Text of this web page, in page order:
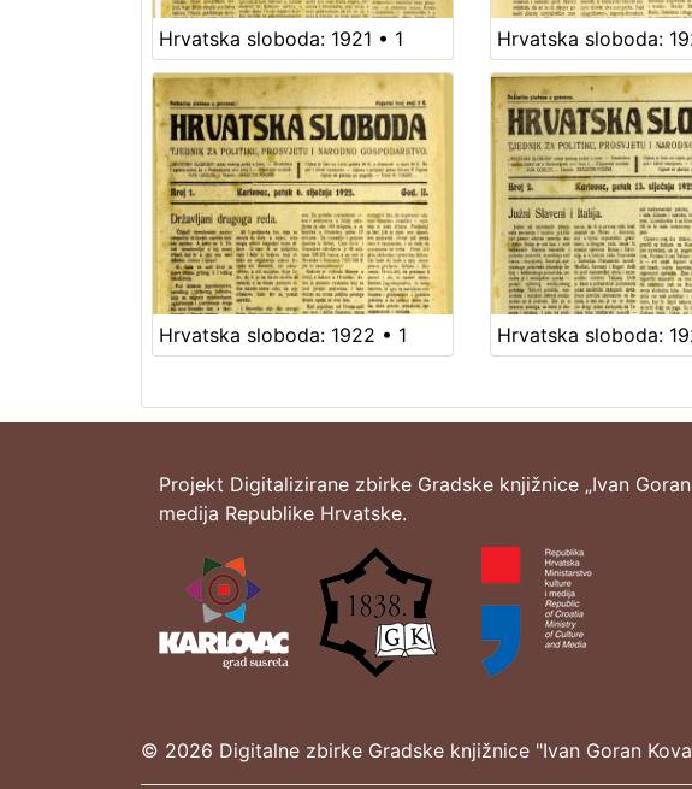
Hrvatska sloboda: 1921 • 1 Hrvatska sloboda:
Hrvatska sloboda: 1922 • 1 Hrvatska sloboda:
Projekt Digitalizirane zbirke Gradske knjižnice „Ivan
medija Republike Hrvatske.
© 2026 Digitalne zbirke Gradske knjižnice "Ivan Goran